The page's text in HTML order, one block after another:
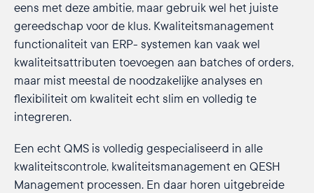
eens met deze ambitie, maar gebruik wel het juiste
gereedschap voor de klus. Kwaliteitsmanagement
functionaliteit van ERP- systemen kan vaak wel
kwaliteitsattributen toevoegen aan batches of orders,
maar mist meestal de noodzakelijke analyses en
flexibiliteit om kwaliteit echt slim en volledig te
integreren.
Een echt QMS is volledig gespecialiseerd in alle
kwaliteitscontrole, kwaliteitsmanagement en QESH
Management processen. En daar horen uitgebreide